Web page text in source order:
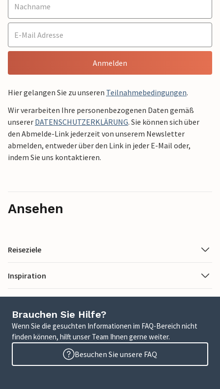
Anmelden
Hier gelangen Sie zu unseren Teilnahmebedingungen.
Wir verarbeiten Ihre personenbezogenen Daten gemäß
unserer DATENSCHUTZERKLÄRUNG. Sie können sich über
den Abmelde-Link jederzeit von unserem Newsletter
abmelden, entweder über den Link in jeder E-Mail oder,
indem Sie uns kontaktieren.
Ansehen
Reiseziele
Inspiration
Brauchen Sie Hilfe?
Wenn Sie die gesuchten Informationen im FAQ-Bereich nicht
finden können, hilft unser Team Ihnen gerne weiter.
Besuchen Sie unsere FAQ